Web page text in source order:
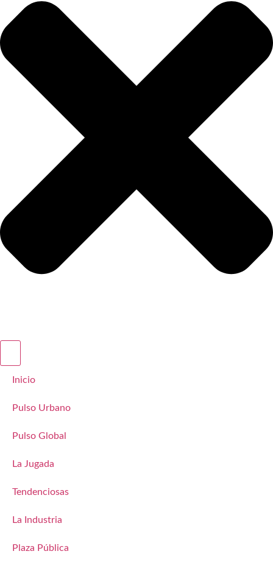
Inicio
Pulso Urbano
Pulso Global
La Jugada
Tendenciosas
La Industria
Plaza Pública